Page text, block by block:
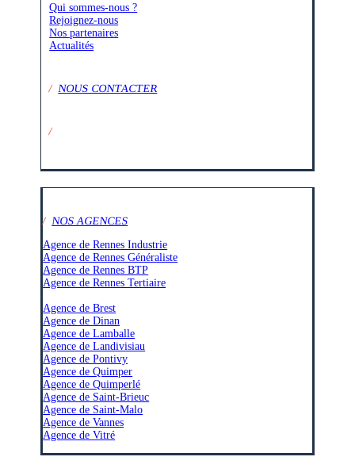
Qui sommes-nous ?
Rejoignez-nous
Nos partenaires
Actualités
/NOUS CONTACTER
/
/ NOS AGENCES
Agence de Rennes Industrie
Agence de Rennes Généraliste
Agence de Rennes BTP
Agence de Rennes Tertiaire
Agence de Brest
Agence de Dinan
Agence de Lamballe
Agence de Landivisiau
Agence de Pontivy
Agence de Quimper
Agence de Quimperlé
Agence de Saint-Brieuc
Agence de Saint-Malo
Agence de Vannes
Agence de Vitré